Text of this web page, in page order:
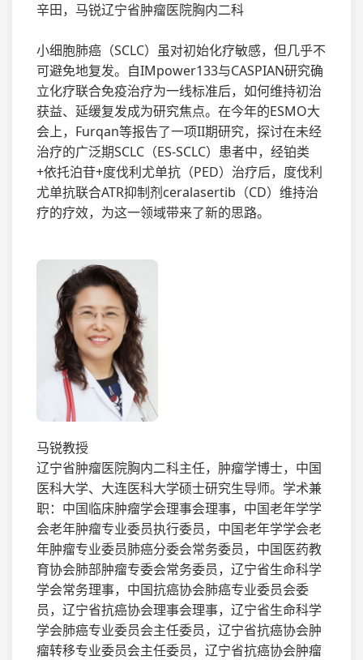
辛田，马锐辽宁省肿瘤医院胸内二科
小细胞肺癌（SCLC）虽对初始化疗敏感，但几乎不
可避免地复发。自IMpower133与CASPIAN研究确
立化疗联合免疫治疗为一线标准后，如何维持初治
获益、延缓复发成为研究焦点。在今年的ESMO大
会上，Furqan等报告了一项II期研究，探讨在未经
治疗的广泛期SCLC（ES-SCLC）患者中，经铂类
+依托泊苷+度伐利尤单抗（PED）治疗后，度伐利
尤单抗联合ATR抑制剂ceralasertib（CD）维持治
疗的疗效，为这一领域带来了新的思路。
马锐教授
辽宁省肿瘤医院胸内二科主任，肿瘤学博士，中国
医科大学、大连医科大学硕士研究生导师。学术兼
职：中国临床肿瘤学会理事会理事，中国老年学学
会老年肿瘤专业委员执行委员，中国老年学学会老
年肿瘤专业委员肺癌分委会常务委员，中国医药教
育协会肺部肿瘤专委会常务委员，辽宁省生命科学
学会常务理事，中国抗癌协会肺癌专业委员会委
员，辽宁省抗癌协会理事会理事，辽宁省生命科学
学会肺癌专业委员会主任委员，辽宁省抗癌协会肿
瘤转移专业委员会主任委员，辽宁省抗癌协会肿瘤